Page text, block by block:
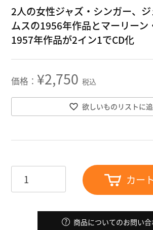
2人の女性ジャズ・シンガー、
ムスの1956年作品とマーリーン
1957年作品が2イン1でCD化
¥2,750 税込
欲しいものリストに
カー
商品についてのお問い合